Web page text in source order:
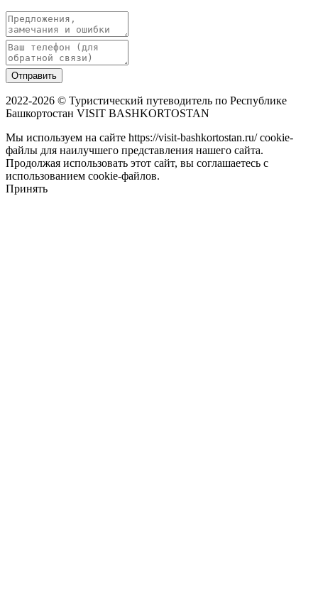
Отправить
2022-2026 © Туристический путеводитель по Республике
Башкортостан VISIT BASHKORTOSTAN
Мы используем на сайте https://visit-bashkortostan.ru/ cookie-
файлы для наилучшего представления нашего сайта.
Продолжая использовать этот сайт, вы соглашаетесь с
использованием cookie-файлов.
Принять